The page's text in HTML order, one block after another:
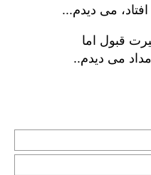
می دیدم...
قبول اما
می دیدم..